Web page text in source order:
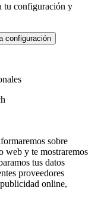
tu configuración y
configuración
sobre
web y te mostraremos
tus datos
proveedores
online,